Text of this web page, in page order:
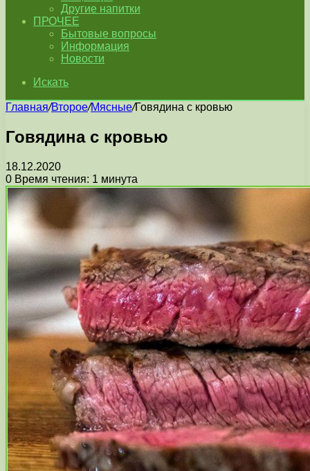
Другие напитки
ПРОЧЕЕ
Бытовые вопросы
Информация
Новости
Искать
Главная/Второе/Мясные/Говядина с кровью
Говядина с кровью
18.12.2020
0 Время чтения: 1 минута